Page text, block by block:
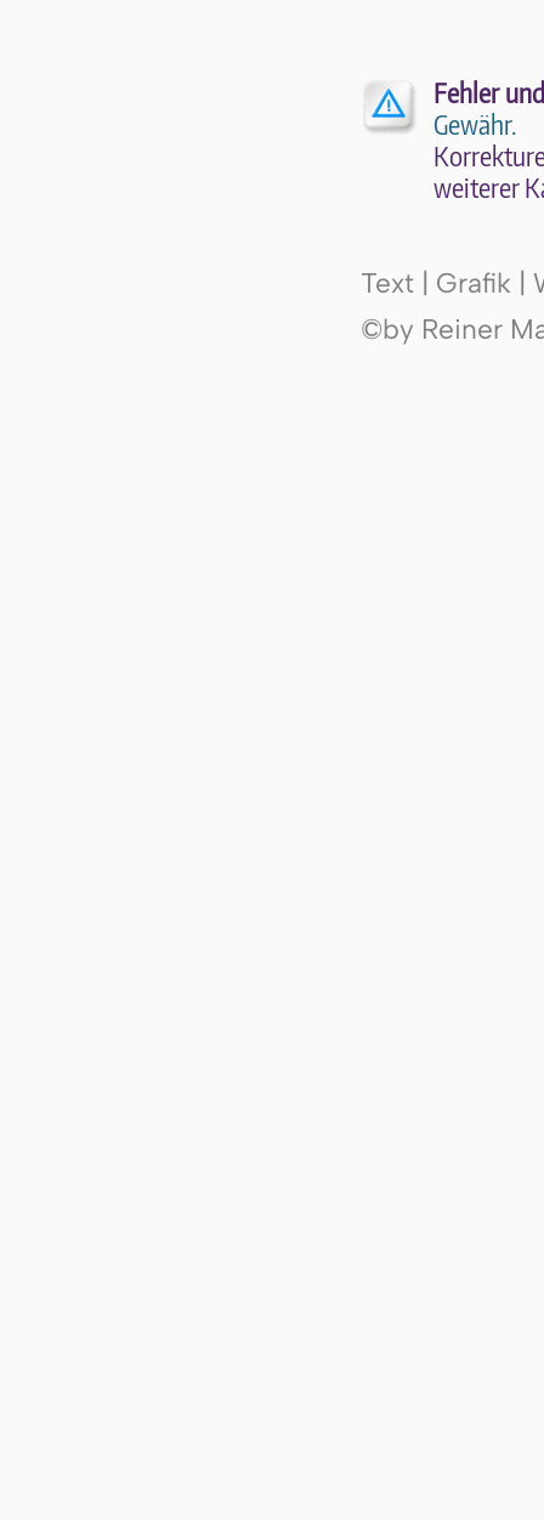
Fehler
Gewähr.
wei­te­rer
Text | Grafik |
©by Reiner